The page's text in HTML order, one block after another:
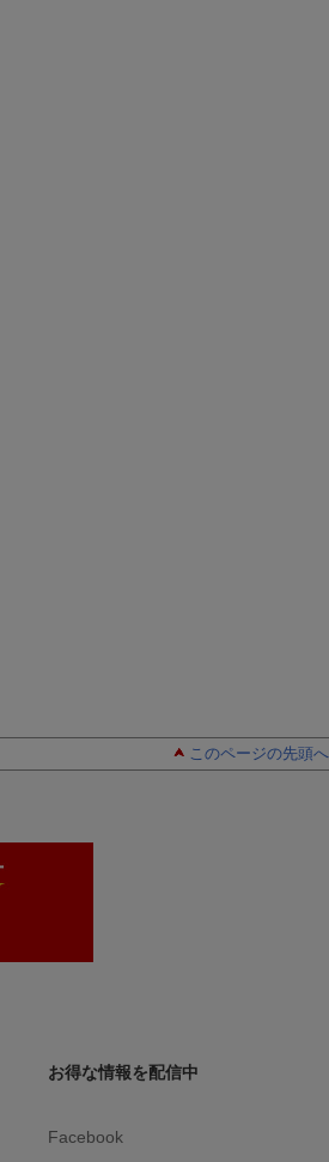
このページの先頭へ
お得な情報を配信中
Facebook